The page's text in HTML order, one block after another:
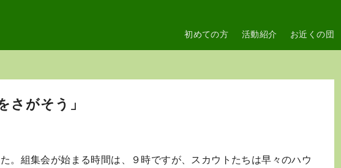
初めての方 活動紹介 お近くの団
さがそう」
。組集会が始まる時間は、９時ですが、スカウトたちは早々のハウ